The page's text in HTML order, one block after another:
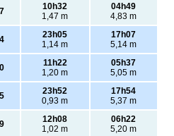
10h32
1,47 m
04h49
4,83 m
23h05
1,14 m
17h07
5,14 m
11h22
1,20 m
05h37
5,05 m
23h52
0,93 m
17h54
5,37 m
12h08
1,02 m
06h22
5,20 m